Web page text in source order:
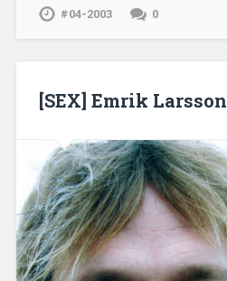
#04-2003 0
[SEX] Emrik Larsson